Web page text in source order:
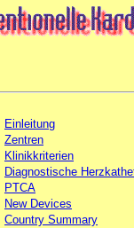
Einleitung
Zentren
Klinikkriterien
Diagnostische
PTCA
New Devices
Country Summary